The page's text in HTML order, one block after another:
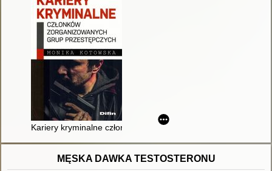
Kariery kryminalne członków zorganizowanych grup
MĘSKA DAWKA TESTOSTERONU